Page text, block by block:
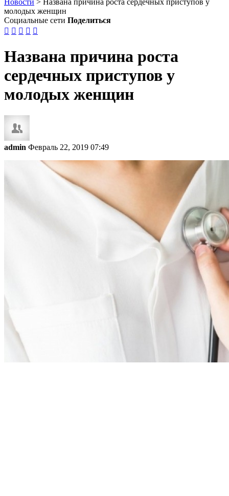
Новости > Названа причина роста сердечных приступов у
молодых женщин
Социальные сети Поделиться
    
Названа причина роста
сердечных приступов у
молодых женщин
admin Февраль 22, 2019 07:49